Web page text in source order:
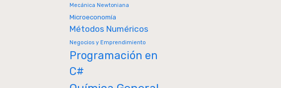
Mecánica Newtoniana
Microeconomía
Métodos Numéricos
Negocios y Emprendimiento
Programación en
C#